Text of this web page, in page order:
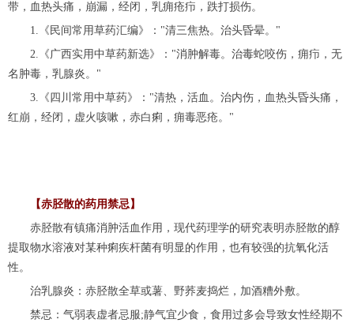
带，血热头痛，崩漏，经闭，乳痈疮疖，跌打损伤。
1.《民间常用草药汇编》："清三焦热。治头昏晕。"
2.《广西实用中草药新选》："消肿解毒。治毒蛇咬伤，痈疖，无
名肿毒，乳腺炎。"
3.《四川常用中草药》："清热，活血。治内伤，血热头昏头痛，
红崩，经闭，虚火咳嗽，赤白痢，痈毒恶疮。"
【赤胫散的药用禁忌】
赤胫散有镇痛消肿活血作用，现代药理学的研究表明赤胫散的醇
提取物水溶液对某种痢疾杆菌有明显的作用，也有较强的抗氧化活
性。
治乳腺炎：赤胫散全草或薯、野荞麦捣烂，加酒糟外敷。
禁忌：气弱表虚者忌服;静气宜少食，食用过多会导致女性经期不